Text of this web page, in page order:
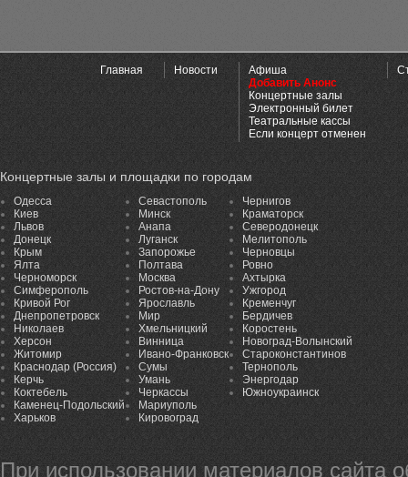
Главная Новости
Афиша
Добавить Анонс
Концертные залы
Электронный билет
Театральные кассы
Если концерт отменен
Концертные залы и площадки по городам
Одесса
Киев
Львов
Донецк
Крым
Ялта
Черноморск
Симферополь
Кривой Рог
Днепропетровск
Николаев
Херсон
Житомир
Краснодар (Россия)
Керчь
Коктебель
Каменец-Подольский
Харьков
Севастополь
Минск
Анапа
Луганск
Запорожье
Полтава
Москва
Ростов-на-Дону
Ярославль
Мир
Хмельницкий
Винница
Ивано-Франковск
Сумы
Умань
Черкассы
Мариуполь
Кировоград
Чернигов
Краматорск
Северодонецк
Мелитополь
Черновцы
Ровно
Ахтырка
Ужгород
Кременчуг
Бердичев
Коростень
Новоград-Волынский
Староконстантинов
Тернополь
Энергодар
Южноукраинск
При использовании материалов сайта